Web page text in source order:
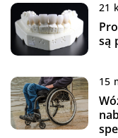
21
są
15